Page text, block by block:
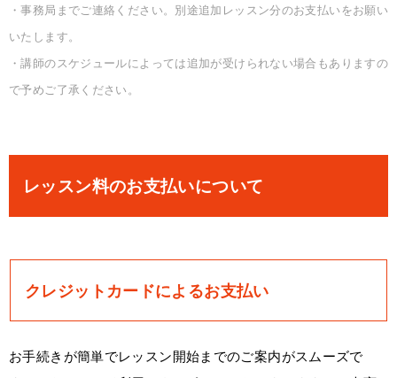
・事務局までご連絡ください。別途追加レッスン分のお支払いをお願い
いたします。
・講師のスケジュールによっては追加が受けられない場合もありますの
で予めご了承ください。
レッスン料のお支払いについて
クレジットカードによるお支払い
お手続きが簡単でレッスン開始までのご案内がスムーズで